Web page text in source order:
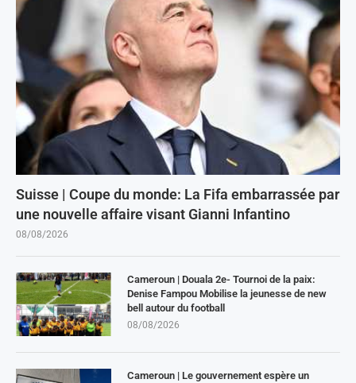
Suisse | Coupe du monde: La Fifa embarrassée par
une nouvelle affaire visant Gianni Infantino
08/08/2026
Cameroun | Douala 2e- Tournoi de la paix:
Denise Fampou Mobilise la jeunesse de new
bell autour du football
08/08/2026
Cameroun | Le gouvernement espère un